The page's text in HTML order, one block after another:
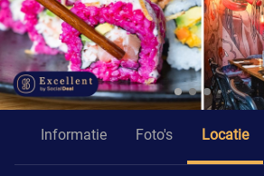
Informatie Foto's Locatie